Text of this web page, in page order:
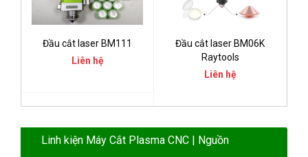
Đầu cắt laser BM111
Liên hệ
Đầu cắt laser BM06K
Raytools
Liên hệ
Linh kiện Máy Cắt Plasma CNC | Nguồn